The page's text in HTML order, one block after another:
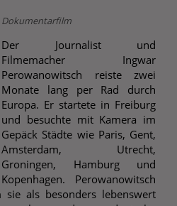
Dokumentarfilm
Der Journalist und
Filmemacher Ingwar
Perowanowitsch reiste zwei
Monate lang per Rad durch
Europa. Er startete in Freiburg
und besuchte mit Kamera im
Gepäck Städte wie Paris, Gent,
Amsterdam, Utrecht,
Groningen, Hamburg und
Kopenhagen. Perowanowitsch
als besonders lebenswert